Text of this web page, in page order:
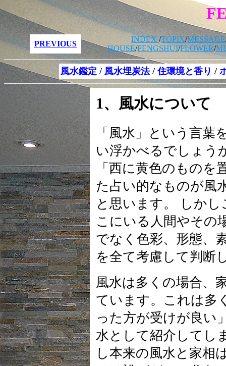
PREVIOUS
INDEX/TOPIX/MESSAGE
HOUSE/FENGSHUI/FLOWER/
風水鑑定 / 風水埋炭法/住環境と香り /
1、風水について
「風水」という言
い浮かべるでしょう
「西に黄色のもの
た占い的なものが風
と思います。 しか
こにいる人間やその
でなく色彩、形態、
を全て考慮して判断
風水は多くの場合、
ています。これは多
った方が受けが良い
水として紹介してし
し本来の風水と家相